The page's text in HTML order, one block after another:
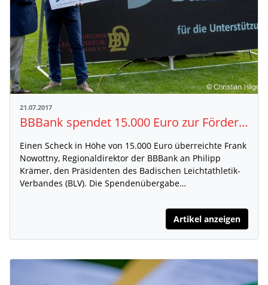
21.07.2017
BBBank spendet 15.000 Euro zur Förderung der Leichtathletik
Einen Scheck in Höhe von 15.000 Euro überreichte Frank
Nowottny, Regionaldirektor der BBBank an Philipp
Krämer, den Präsidenten des Badischen Leichtathletik-
Verbandes (BLV). Die Spendenübergabe…
Artikel anzeigen